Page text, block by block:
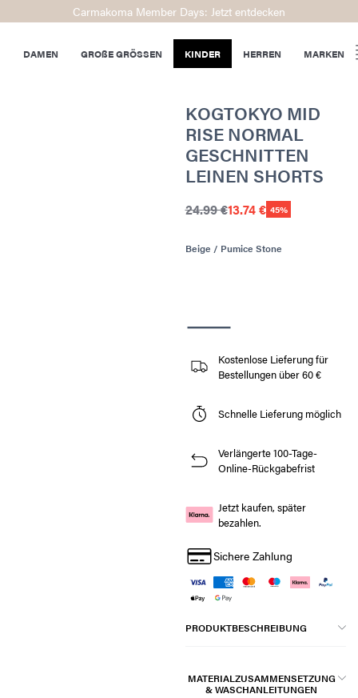
Carmakoma Member Days: Jetzt entdecken
DAMEN GROßE GRÖSSEN KINDER HERREN MARKEN
KOGTOKYO MID
RISE NORMAL
GESCHNITTEN
LEINEN SHORTS
24.99 €13.74 € 45%
Beige / Pumice Stone
Kostenlose Lieferung für
Bestellungen über 60 €
Schnelle Lieferung möglich
Verlängerte 100-Tage-
Online-Rückgabefrist
Jetzt kaufen, später
bezahlen.
Sichere Zahlung
PRODUKTBESCHREIBUNG
MATERIALZUSAMMENSETZUNG
& WASCHANLEITUNGEN